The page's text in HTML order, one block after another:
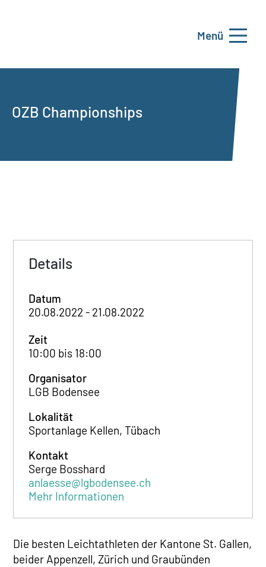
Menü
OZB Championships
Details
Datum
20.08.2022 - 21.08.2022
Zeit
10:00 bis 18:00
Organisator
LGB Bodensee
Lokalität
Sportanlage Kellen, Tübach
Kontakt
Serge Bosshard
anlaesse@lgbodensee.ch
Mehr Informationen
Die besten Leichtathleten der Kantone St. Gallen,
beider Appenzell, Zürich und Graubünden